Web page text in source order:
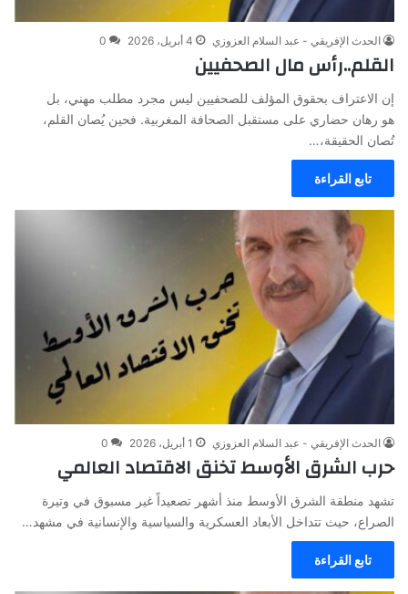
الحدث الإفريقي - عبد السلام العزوزي 4 أبريل، 2026 0
القلم..رأس مال الصحفيين
إن الاعتراف بحقوق المؤلف للصحفيين ليس مجرد مطلب مهني، بل
هو رهان حضاري على مستقبل الصحافة المغربية. فحين يُصان القلم،
تُصان الحقيقة،…
تابع القراءة
الحدث الإفريقي - عبد السلام العزوزي 1 أبريل، 2026 0
حرب الشرق الأوسط تخنق الاقتصاد العالمي
تشهد منطقة الشرق الأوسط منذ أشهر تصعيداً غير مسبوق في وتيرة
الصراع، حيث تتداخل الأبعاد العسكرية والسياسية والإنسانية في مشهد…
تابع القراءة